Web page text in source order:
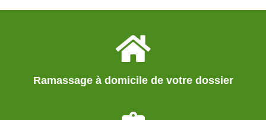
Ramassage à domicile de votre dossier